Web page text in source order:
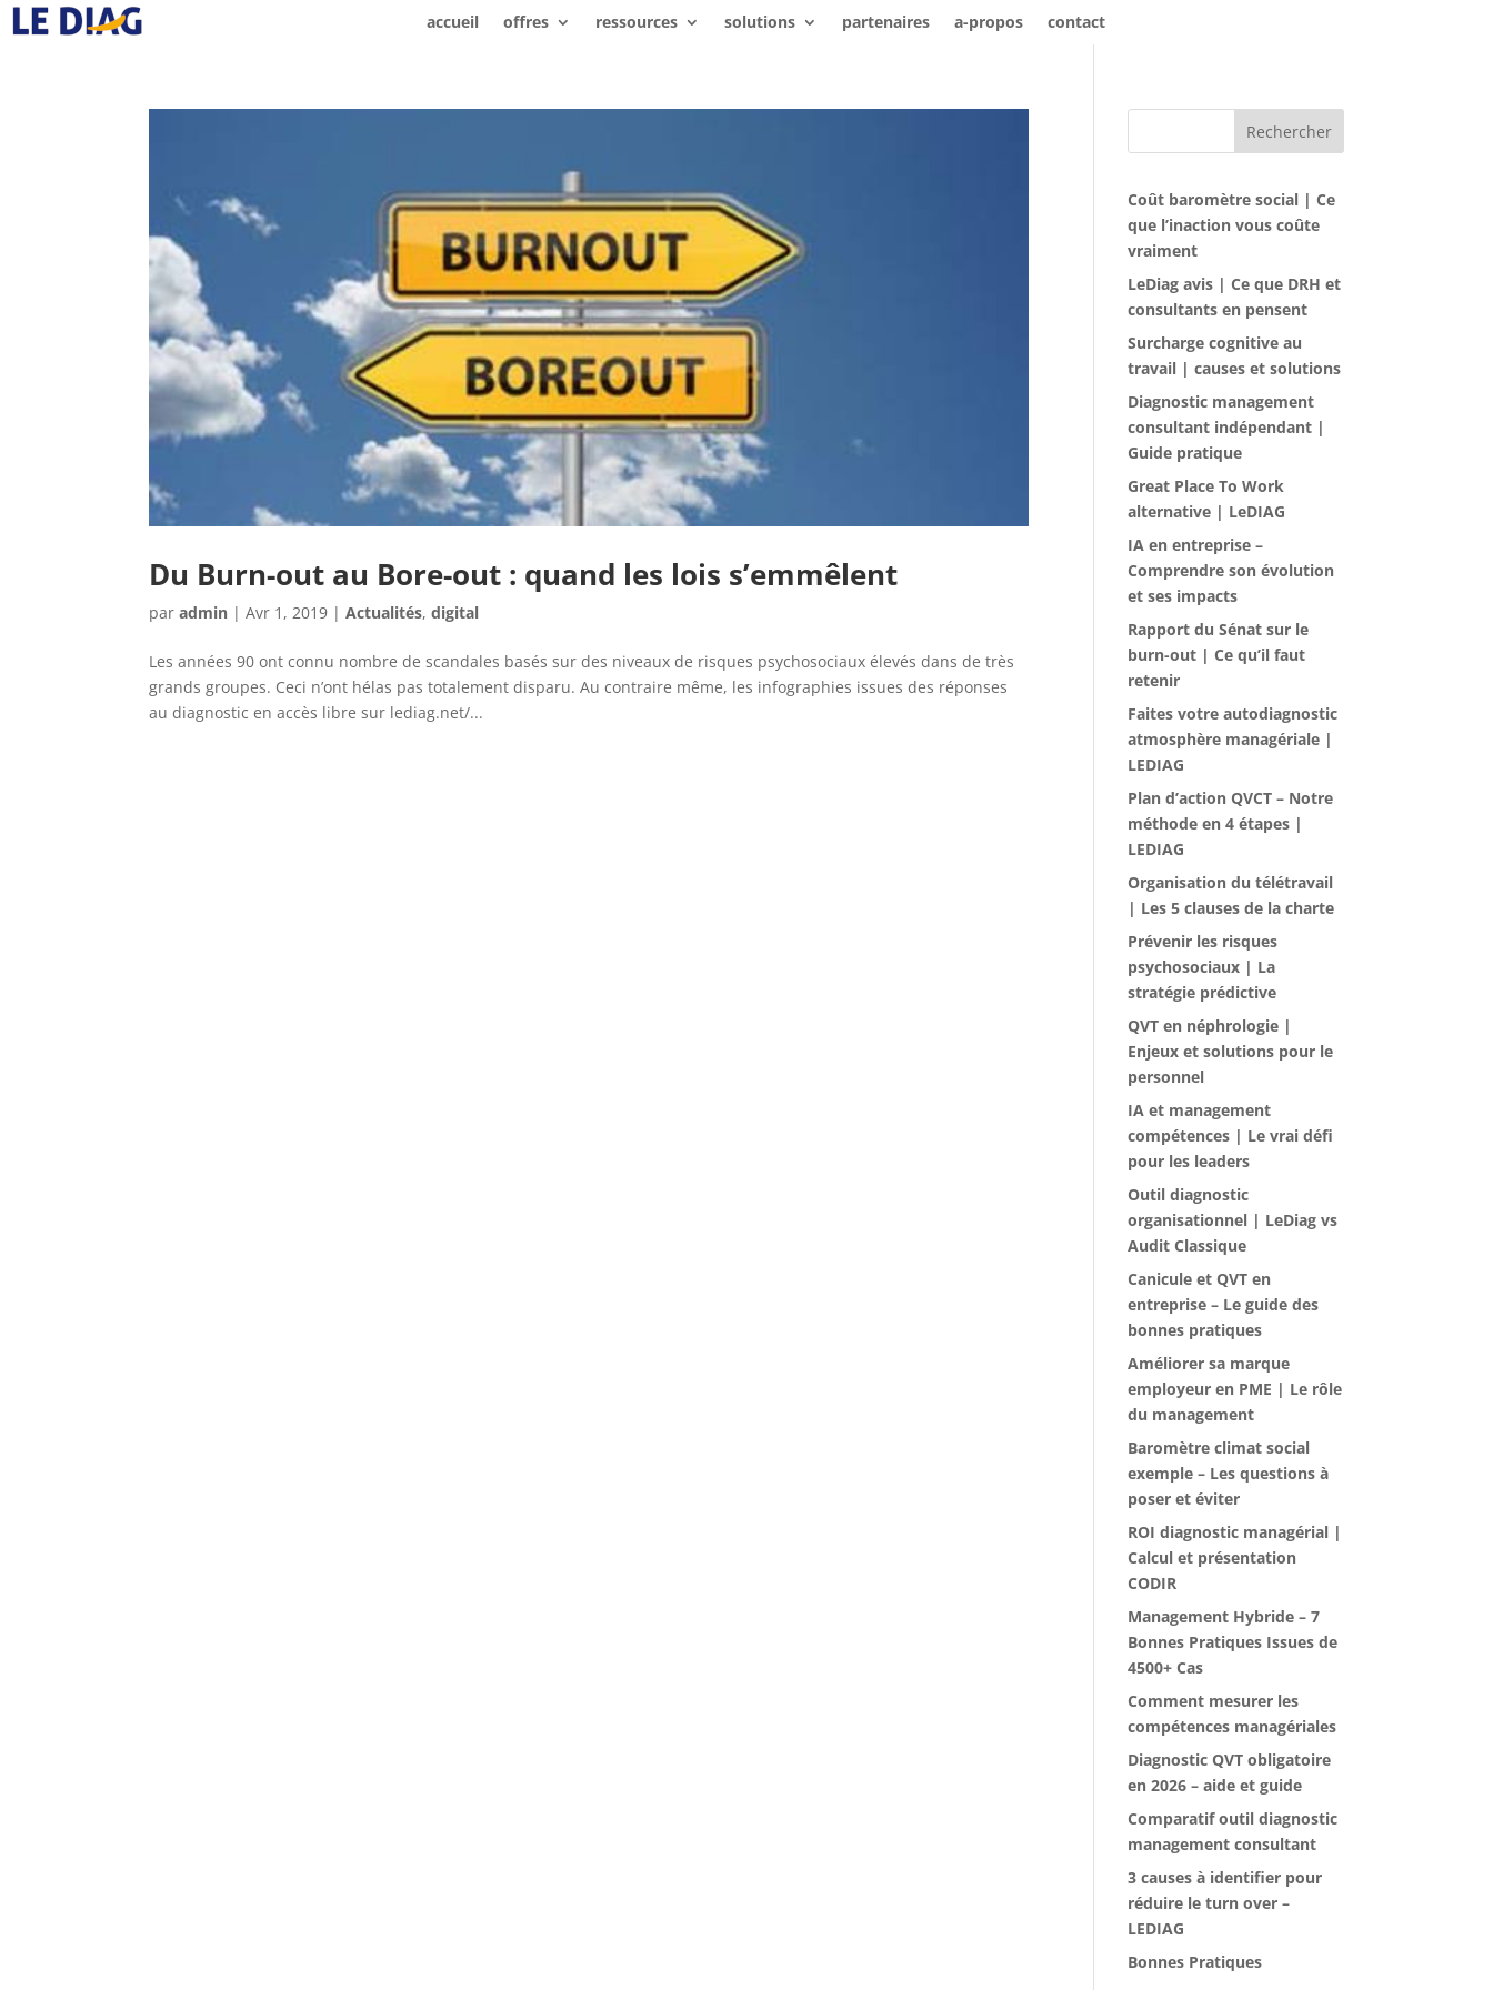
accueil offres ressources solutions partenaires a-propos contact
Du Burn-out au Bore-out : quand les lois s’emmêlent
paradmin |Avr 1, 2019 |Actualités,digital
Les années 90 ont connu nombre de scandales basés sur des niveaux de risques psychosociaux élevés dans de très
grands groupes. Ceci n’ont hélas pas totalement disparu. Au contraire même, les infographies issues des réponses
au diagnostic en accès libre sur lediag.net/...
Rechercher
Coût baromètre social | Ce
que l’inaction vous coûte
vraiment
LeDiag avis | Ce que DRH et
consultants en pensent
Surcharge cognitive au
travail | causes et solutions
Diagnostic management
consultant indépendant |
Guide pratique
Great Place To Work
alternative | LeDIAG
IA en entreprise –
Comprendre son évolution
et ses impacts
Rapport du Sénat sur le
burn-out | Ce qu’il faut
retenir
Faites votre autodiagnostic
atmosphère managériale |
LEDIAG
Plan d’action QVCT – Notre
méthode en 4 étapes |
LEDIAG
Organisation du télétravail
| Les 5 clauses de la charte
Prévenir les risques
psychosociaux | La
stratégie prédictive
QVT en néphrologie |
Enjeux et solutions pour le
personnel
IA et management
compétences | Le vrai défi
pour les leaders
Outil diagnostic
organisationnel | LeDiag vs
Audit Classique
Canicule et QVT en
entreprise – Le guide des
bonnes pratiques
Améliorer sa marque
employeur en PME | Le rôle
du management
Baromètre climat social
exemple – Les questions à
poser et éviter
ROI diagnostic managérial |
Calcul et présentation
CODIR
Management Hybride – 7
Bonnes Pratiques Issues de
4500+ Cas
Comment mesurer les
compétences managériales
Diagnostic QVT obligatoire
en 2026 – aide et guide
Comparatif outil diagnostic
management consultant
3 causes à identifier pour
réduire le turn over –
LEDIAG
Bonnes Pratiques